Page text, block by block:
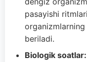
pasayishi
beriladi.
Biologik soatlar: